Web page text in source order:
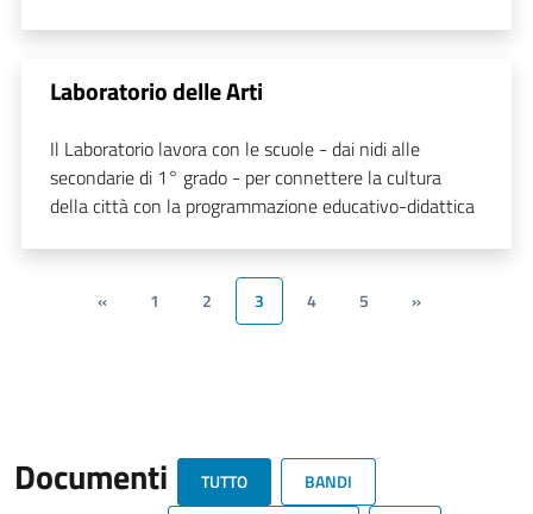
Laboratorio delle Arti
Il Laboratorio lavora con le scuole - dai nidi alle
secondarie di 1° grado - per connettere la cultura
della città con la programmazione educativo-didattica
« 1 2 3 4 5 »
Documenti TUTTO
BANDI